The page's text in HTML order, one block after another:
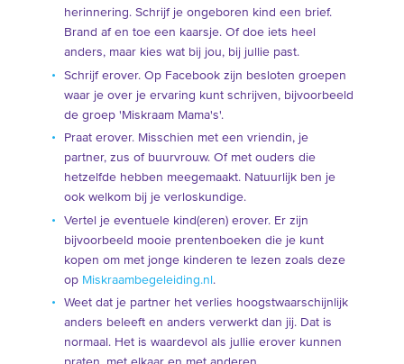
herinnering. Schrijf je ongeboren kind een brief.
Brand af en toe een kaarsje. Of doe iets heel
anders, maar kies wat bij jou, bij jullie past.
Schrijf erover. Op Facebook zijn besloten groepen
waar je over je ervaring kunt schrijven, bijvoorbeeld
de groep 'Miskraam Mama's'.
Praat erover. Misschien met een vriendin, je
partner, zus of buurvrouw. Of met ouders die
hetzelfde hebben meegemaakt. Natuurlijk ben je
ook welkom bij je verloskundige.
Vertel je eventuele kind(eren) erover. Er zijn
bijvoorbeeld mooie prentenboeken die je kunt
kopen om met jonge kinderen te lezen zoals deze
op Miskraambegeleiding.nl.
Weet dat je partner het verlies hoogstwaarschijnlijk
anders beleeft en anders verwerkt dan jij. Dat is
normaal. Het is waardevol als jullie erover kunnen